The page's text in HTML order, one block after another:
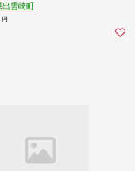
出雲崎町
円